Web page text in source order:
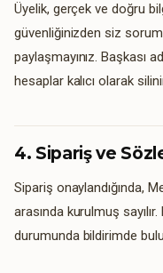
Üyelik, gerçek ve doğru
güvenliğinizden siz
paylaşmayınız. Başkası
hesaplar kalıcı olarak
4. Sipariş ve
Sipariş onaylandığında,
arasında kurulmuş
durumunda bildirimde